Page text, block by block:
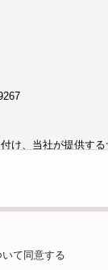
け、当社が提供す
提供することはあ
めた委託者に業務委
て同意する